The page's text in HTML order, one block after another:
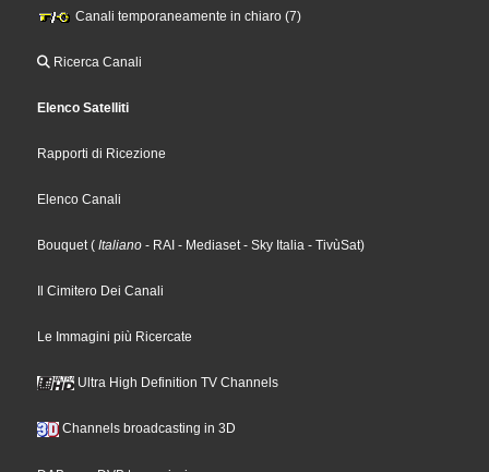
Canali temporaneamente in chiaro (7)
Ricerca Canali
Elenco Satelliti
Rapporti di Ricezione
Elenco Canali
Bouquet ( Italiano - RAI - Mediaset - Sky Italia - TivùSat)
Il Cimitero Dei Canali
Le Immagini più Ricercate
Ultra High Definition TV Channels
Channels broadcasting in 3D